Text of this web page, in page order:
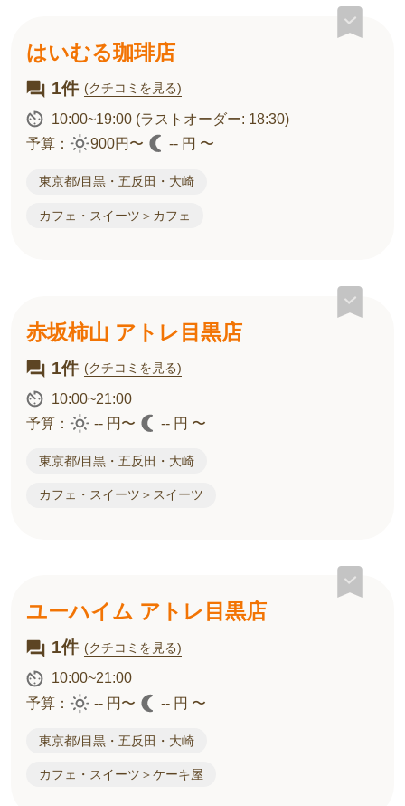
はいむる珈琲店
1件 (クチコミを見る)
10:00~19:00 (ラストオーダー: 18:30)
予算：
900円〜 -- 円 〜
東京都/目黒・五反田・大崎
カフェ・スイーツ＞カフェ
赤坂柿山 アトレ目黒店
1件 (クチコミを見る)
10:00~21:00
予算：
-- 円〜 -- 円 〜
東京都/目黒・五反田・大崎
カフェ・スイーツ＞スイーツ
ユーハイム アトレ目黒店
1件 (クチコミを見る)
10:00~21:00
予算：
-- 円〜 -- 円 〜
東京都/目黒・五反田・大崎
カフェ・スイーツ＞ケーキ屋